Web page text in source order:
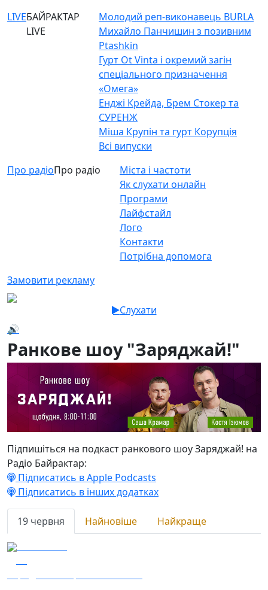
LIVEБАЙРАКТАР
LIVE
Молодий реп-виконавець BURLA
Михайло Панчишин з позивним
Ptashkin
Гурт Ot Vinta і окремий загін
спеціального призначення
«Омега»
Енджі Крейда, Брем Стокер та
СУРЕНЖ
Міша Крупін та гурт Корупція
Всі випуски
Про радіоПро радіо
Міста і частоти
Як слухати онлайн
Програми
Лайфстайл
Лого
Контакти
Потрібна допомога
Замовити рекламу
Слухати
🔊
Ранкове шоу "Заряджай!"
Підпишіться на подкаст ранкового шоу Заряджай! на
Радіо Байрактар:
Підписатись в Apple Podcasts
Підписатись в інших додатках
19 червня Найновіше
Найкраще